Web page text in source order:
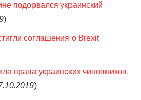
подорвался украинский
)
соглашения о Brexit
права украинских чиновников,
)